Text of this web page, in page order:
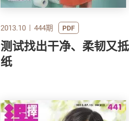
2013.10 444期 PDF
测试找出干净、柔韧又
纸